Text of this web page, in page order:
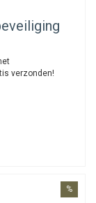
verzonden!
%